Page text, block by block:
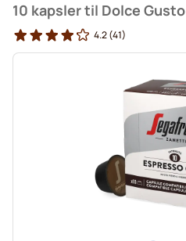
10 kapsler til Dolce Gusto
4.2(41)